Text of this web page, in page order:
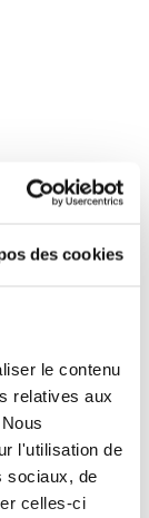
des cookies
le contenu
relatives aux
l'utilisation de
sociaux, de
celles-ci